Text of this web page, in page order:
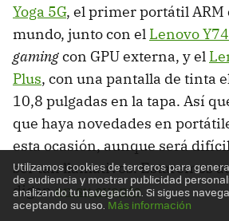
Yoga 5G, el primer portátil ARM
mundo, junto con el Lenovo
gamingcon GPU externa, y el
Plus, con una pantalla de tinta
10,8 pulgadas en la tapa. Así
que haya novedades en
esta ocasión, aunque será
ser tan llamativos. Estaremos
diganen su evento
Utilizamos cookies de terceros para
de audiencia y mostrar publicidad
analizando tu navegación. Si sigues
aceptando su uso. Más información